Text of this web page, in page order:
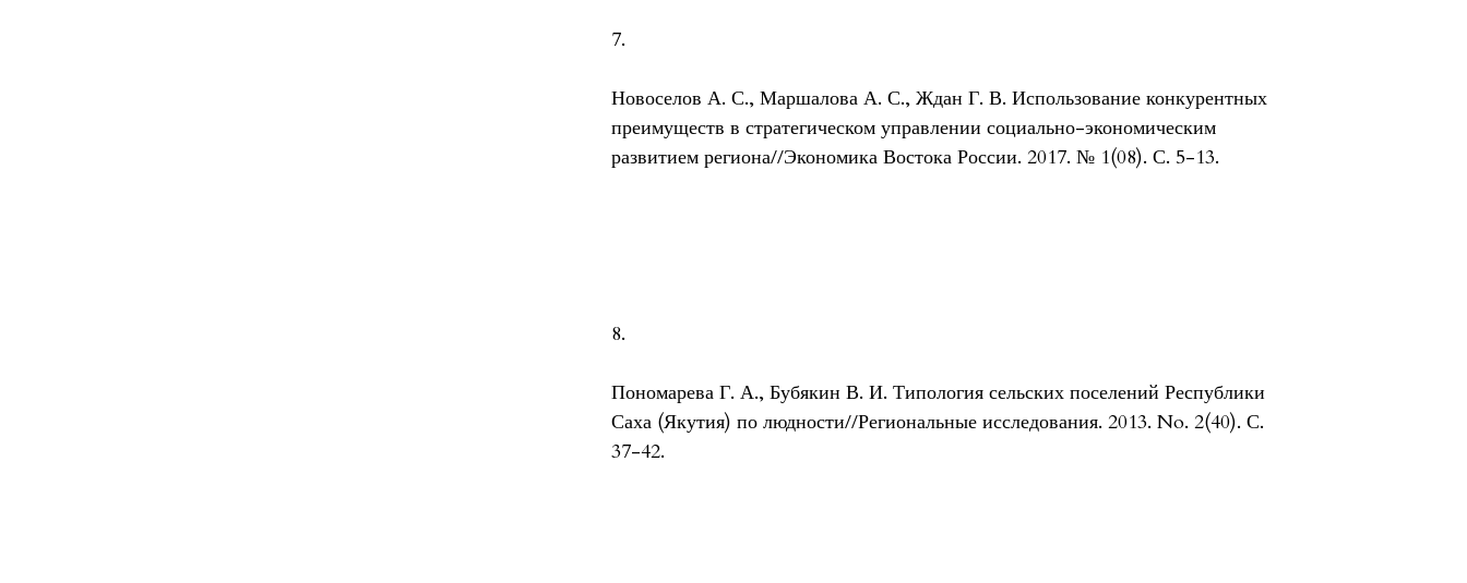
7.
Новоселов А. С., Маршалова А. С., Ждан Г. В. Использование конкурентных
преимуществ в стратегическом управлении социально-экономическим
развитием региона//Экономика Востока России. 2017. № 1(08). С. 5-13.
8.
Пономарева Г. А., Бубякин В. И. Типология сельских поселений Республики
Саха (Якутия) по людности//Региональные исследования. 2013. No. 2(40). С.
37-42.